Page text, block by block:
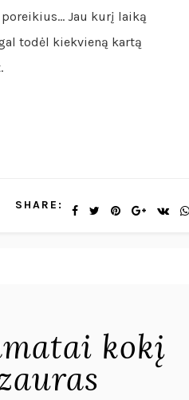
Jau kurį laiką
todėl kiekvieną kartą
SHARE:
kokį